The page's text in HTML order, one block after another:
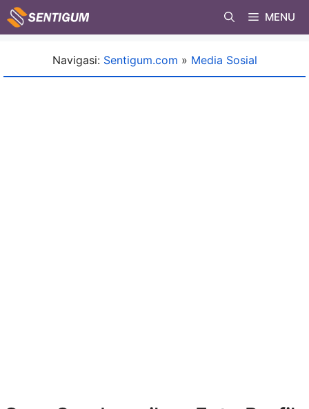
Skip
to
MENU
Navigasi: Sentigum.com » Media Sosial